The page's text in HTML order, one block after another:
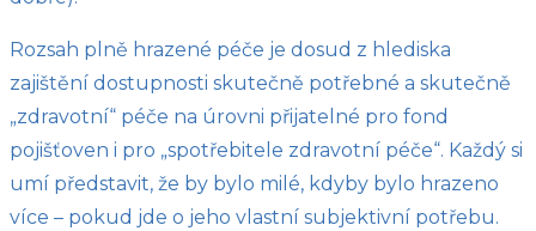
Rozsah plně hrazené péče je dosud z hlediska
zajištění dostupnosti skutečně potřebné a skutečně
„zdravotní“ péče na úrovni přijatelné pro fond
pojišťoven i pro „spotřebitele zdravotní péče“. Každý si
umí představit, že by bylo milé, kdyby bylo hrazeno
více – pokud jde o jeho vlastní subjektivní potřebu.